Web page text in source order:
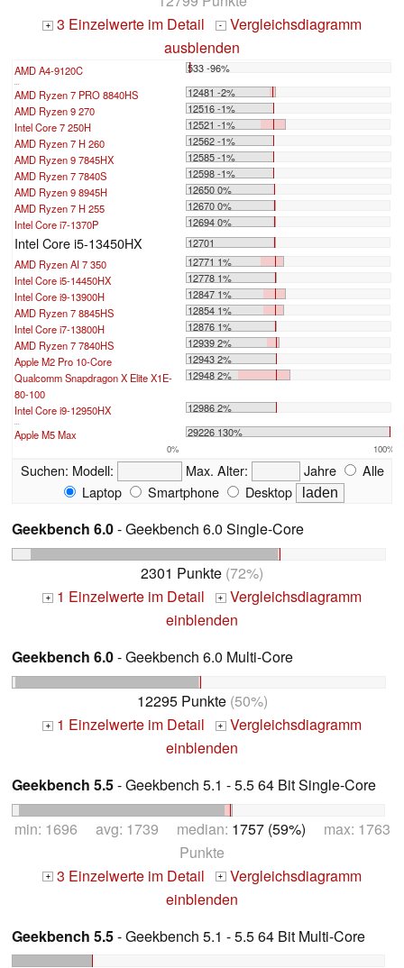
+ 3 Einzelwerte im Detail - Vergleichsdiagramm
ausblenden
AMD A4-9120C 533 -96%
...
AMD Ryzen 7 PRO 8840HS
12481 -2%
AMD Ryzen 9 270
12516 -1%
Intel Core 7 250H
12521 -1%
AMD Ryzen 7 H 260
12562 -1%
AMD Ryzen 9 7845HX
12585 -1%
AMD Ryzen 7 7840S
12598 -1%
AMD Ryzen 9 8945H
12650 0%
AMD Ryzen 7 H 255
12670 0%
Intel Core i7-1370P
12694 0%
Intel Core i5-13450HX
12701
AMD Ryzen AI 7 350
12771 1%
Intel Core i5-14450HX
12778 1%
Intel Core i9-13900H
12847 1%
AMD Ryzen 7 8845HS
12854 1%
Intel Core i7-13800H
12876 1%
AMD Ryzen 7 7840HS
12939 2%
Apple M2 Pro 10-Core
12943 2%
Qualcomm Snapdragon X Elite X1E-
80-100
12948 2%
Intel Core i9-12950HX 12986 2%
...
Apple M5 Max 29226 130%
0% 100%
Suchen: Modell: Max. Alter: Jahre
Alle
Laptop
Smartphone Desktop
Geekbench 6.0- Geekbench 6.0 Single-Core
2301 Punkte (72%)
+ 1 Einzelwerte im Detail + Vergleichsdiagramm
einblenden
Geekbench 6.0- Geekbench 6.0 Multi-Core
12295 Punkte(50%)
+ 1 Einzelwerte im Detail + Vergleichsdiagramm
einblenden
Geekbench 5.5- Geekbench 5.1 - 5.5 64 Bit Single-Core
min: 1696 avg: 1739 median: 1757 (59%) max: 1763
Punkte
+ 3 Einzelwerte im Detail + Vergleichsdiagramm
einblenden
Geekbench 5.5- Geekbench 5.1 - 5.5 64 Bit Multi-Core